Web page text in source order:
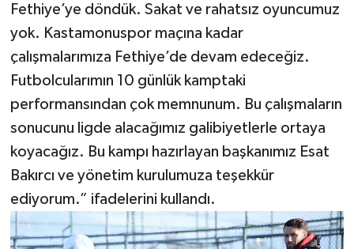
Fethiye’ye döndük. Sakat ve rahatsız oyuncumuz
yok. Kastamonuspor maçına kadar
çalışmalarımıza Fethiye’de devam edeceğiz.
Futbolcularımın 10 günlük kamptaki
performansından çok memnunum. Bu çalışmaların
sonucunu ligde alacağımız galibiyetlerle ortaya
koyacağız. Bu kampı hazırlayan başkanımız Esat
Bakırcı ve yönetim kurulumuza teşekkür
ediyorum.” ifadelerini kullandı.